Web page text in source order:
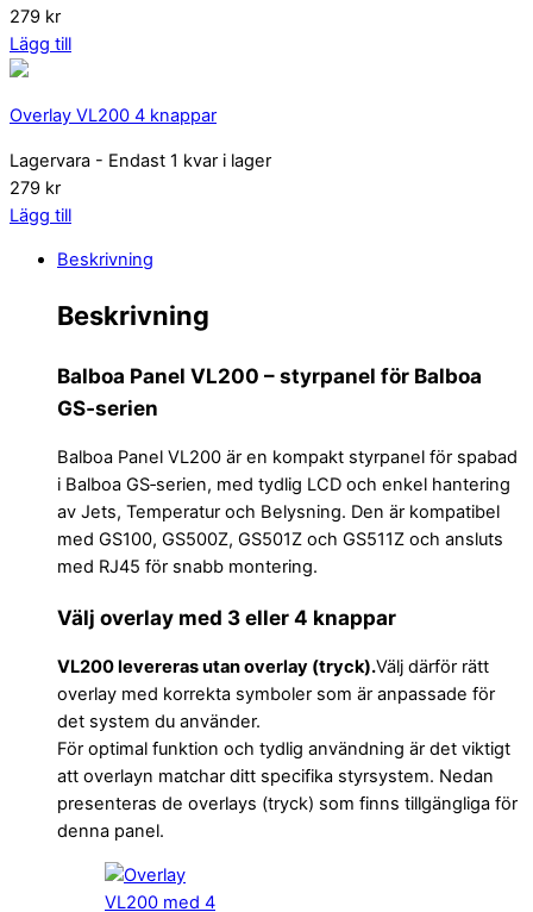
279 kr
Lägg till
Overlay VL200 4 knappar
Lagervara - Endast 1 kvar i lager
279 kr
Lägg till
Beskrivning
Beskrivning
Balboa Panel VL200 – styrpanel för Balboa
GS‑serien
Balboa Panel VL200 är en kompakt styrpanel för spabad
i Balboa GS‑serien, med tydlig LCD och enkel hantering
av Jets, Temperatur och Belysning. Den är kompatibel
med GS100, GS500Z, GS501Z och GS511Z och ansluts
med RJ45 för snabb montering.
Välj overlay med 3 eller 4 knappar
VL200 levereras utan overlay (tryck).Välj därför rätt
overlay med korrekta symboler som är anpassade för
det system du använder.
För optimal funktion och tydlig användning är det viktigt
att overlayn matchar ditt specifika styrsystem. Nedan
presenteras de overlays (tryck) som finns tillgängliga för
denna panel.